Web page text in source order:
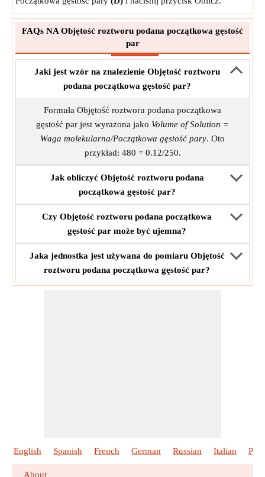
FAQs NA Objętość roztworu podana początkowa gęstość
par
Jaki jest wzór na znalezienie Objętość roztworu
podana początkowa gęstość par?
Formuła Objętość roztworu podana początkowa
gęstość par jest wyrażona jako Volume of Solution =
Waga molekularna/Początkowa gęstość pary. Oto
przykład: 480 = 0.12/250.
Jak obliczyć Objętość roztworu podana
początkowa gęstość par?
Czy Objętość roztworu podana początkowa
gęstość par może być ujemna?
Jaka jednostka jest używana do pomiaru Objętość
roztworu podana początkowa gęstość par?
English Spanish French German Russian Italian
About